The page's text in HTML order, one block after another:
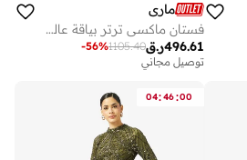
ماري
فستان ماكسي ترتر بياقة عالية
ر.ق496.61
1105.40
-56%
توصيل مجاني
04:46:00